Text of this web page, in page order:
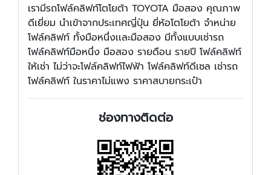
เรามีรถโฟล์คลิฟท์โตโยต้า TOYOTA มือสอง คุณภาพ
ดีเยี่ยม นำเข้าจากประเทศญี่ปุ่น ยี่ห้อโตโยต้า จำหน่าย
โฟล์คลิฟท์ ทั้งมือหนึ่งเเละมือสอง มีทั้งแบบเช่ารถ
โฟล์คลิฟท์มือหนึ่ง มือสอง รายดือน รายปี โฟล์คลิฟท์
ให้เช่า ไม่ว่าจะโฟล์คลิฟท์ไฟฟ้า โฟล์คลิฟท์ดีเซล เช่ารถ
โฟล์คลิฟท์ ในราคาไม่แพง ราคาสบายกระเป๋า
ช่องทางติดต่อ